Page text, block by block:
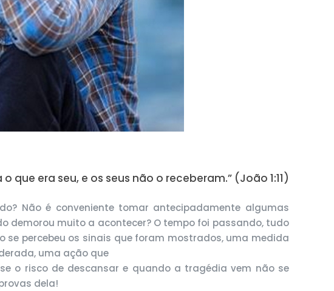
o que era seu, e os seus não o receberam.” (João 1:11)
Não é conveniente tomar antecipadamente algumas
demorou muito a acontecer? O tempo foi passando, tudo
percebeu os sinais que foram mostrados, uma medida
uma ação que
o risco de descansar e quando a tragédia vem não se
dela!